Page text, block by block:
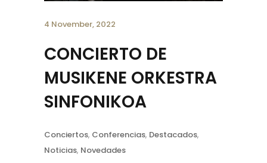
4 November, 2022
CONCIERTO DE
MUSIKENE ORKESTRA
SINFONIKOA
Conciertos, Conferencias, Destacados,
Noticias, Novedades